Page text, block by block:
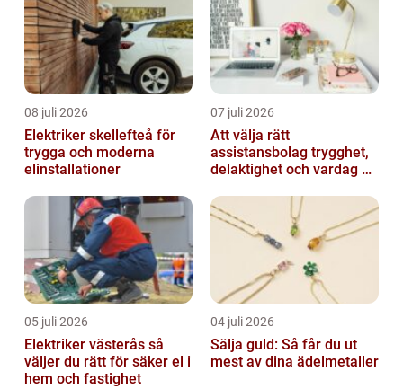
08 juli 2026
Elektriker skellefteå för
trygga och moderna
elinstallationer
07 juli 2026
Att välja rätt
assistansbolag trygghet,
delaktighet och vardag på
05 juli 2026
Elektriker västerås så
väljer du rätt för säker el i
hem och fastighet
04 juli 2026
Sälja guld: Så får du ut
mest av dina ädelmetaller